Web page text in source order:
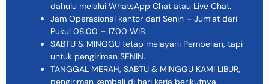
dahulu melalui WhatsApp Chat atau Live Chat.
Jam Operasional kantor dari Senin – Jum’at dari
Pukul 08.00 – 17.00 WIB.
SABTU & MINGGU tetap melayani Pembelian, tapi
untuk pengiriman SENIN.
TANGGAL MERAH, SABTU & MINGGU KAMI LIBUR,
pengiriman kembali di hari kerja berikutnya.